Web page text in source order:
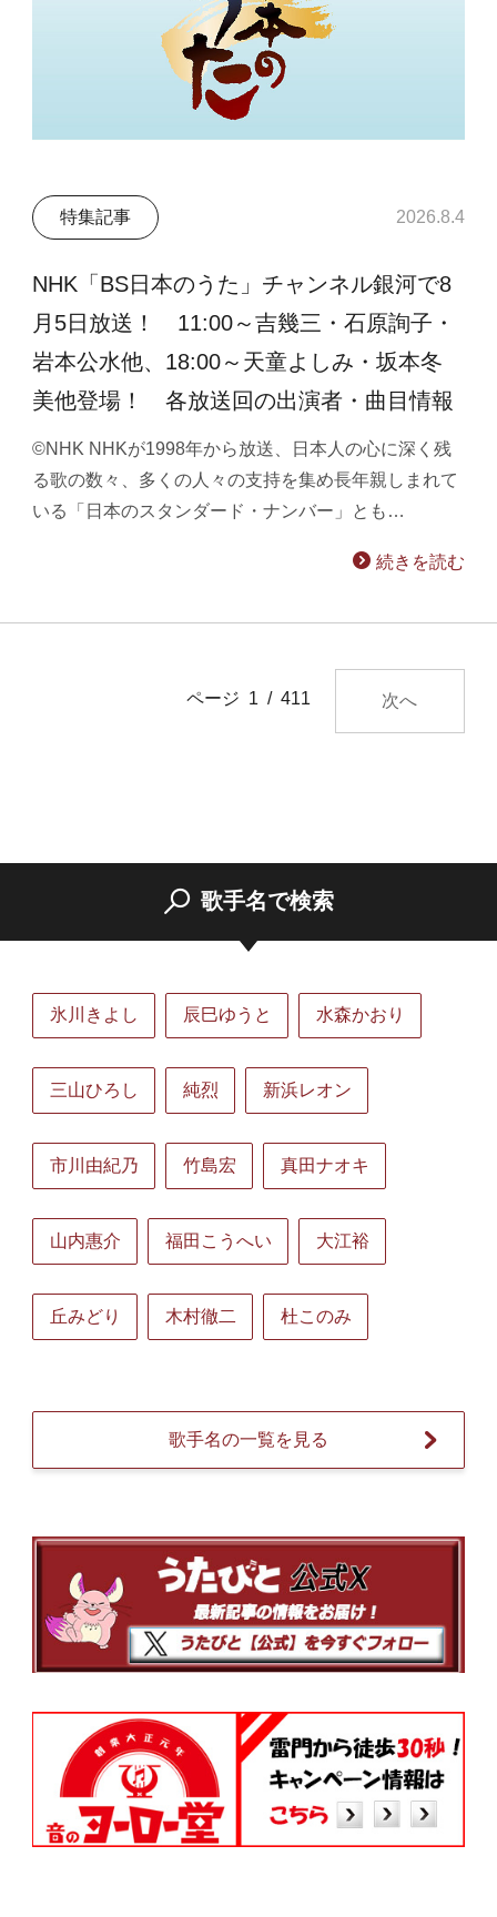
特集記事 2026.8.4
NHK「BS日本のうた」チャンネル銀河で8
月5日放送！ 11:00～吉幾三・石原詢子・
岩本公水他、18:00～天童よしみ・坂本冬
美他登場！ 各放送回の出演者・曲目情報
©NHK NHKが1998年から放送、日本人の心に深く残
る歌の数々、多くの人々の支持を集め長年親しまれて
いる「日本のスタンダード・ナンバー」とも…
続きを読む
ページ 1 / 411 次へ
歌手名で検索
氷川きよし 辰巳ゆうと 水森かおり
三山ひろし 純烈 新浜レオン
市川由紀乃 竹島宏 真田ナオキ
山内惠介 福田こうへい 大江裕
丘みどり 木村徹二 杜このみ
歌手名の一覧を見る